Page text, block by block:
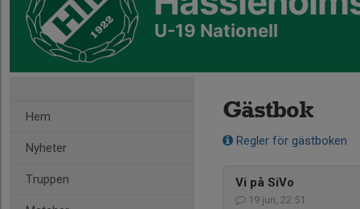
U-19 Nationell
Hem
Nyheter
Truppen
Gästbok
Regler för gästboken
Vi på SiVo
19 jun, 22:51